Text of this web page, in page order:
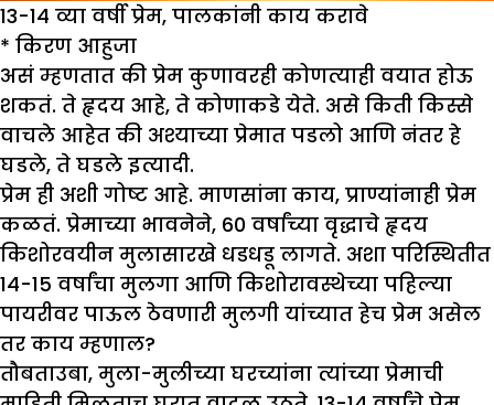
13-14 व्या वर्षी प्रेम, पालकांनी काय करावे
* किरण आहुजा
असं म्हणतात की प्रेम कुणावरही कोणत्याही वयात होऊ
शकतं. ते हृदय आहे, ते कोणाकडे येते. असे किती किस्से
वाचले आहेत की अश्याच्या प्रेमात पडलो आणि नंतर हे
घडले, ते घडले इत्यादी.
प्रेम ही अशी गोष्ट आहे. माणसांना काय, प्राण्यांनाही प्रेम
कळतं. प्रेमाच्या भावनेने, 60 वर्षांच्या वृद्धाचे हृदय
किशोरवयीन मुलासारखे धडधडू लागते. अशा परिस्थितीत
14-15 वर्षांचा मुलगा आणि किशोरावस्थेच्या पहिल्या
पायरीवर पाऊल ठेवणारी मुलगी यांच्यात हेच प्रेम असेल
तर काय म्हणाल?
तौबताउबा, मुला-मुलीच्या घरच्यांना त्यांच्या प्रेमाची